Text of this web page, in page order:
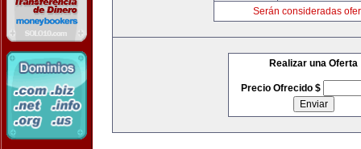
Serán consideradas
Realizar una Oferta
Precio Ofrecido $